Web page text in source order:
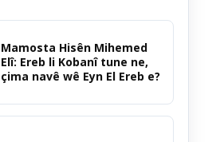
Mamosta Hisên Mihemed
Elî: Ereb li Kobanî tune ne,
çima navê wê Eyn El Ereb e?